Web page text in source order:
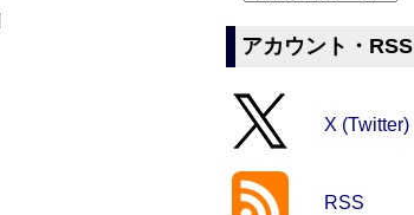
アカウント・RSS
X (Twitter)
RSS